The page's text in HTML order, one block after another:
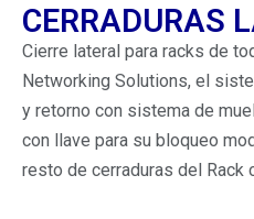
CERRADURAS
Cierre lateral para racks de
Networking Solutions, el
y retorno con sistema de
con llave para su bloqueo
resto de cerraduras del Rack